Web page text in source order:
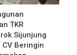
TKR
Sijunjung
CV Beringin